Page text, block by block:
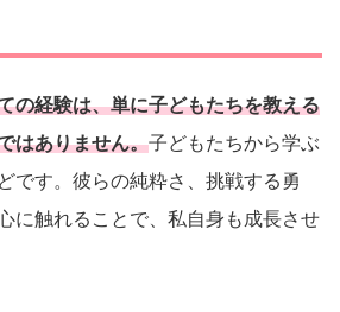
の経験は、単に子どもたちを教える
はありません。子どもたちから学ぶ
です。彼らの純粋さ、挑戦する勇
に触れることで、私自身も成長させ